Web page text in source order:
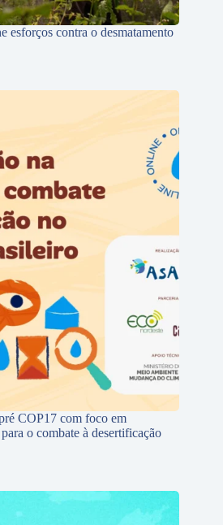
esforços contra o desmatamento
COP17 com foco em
o combate à desertificação